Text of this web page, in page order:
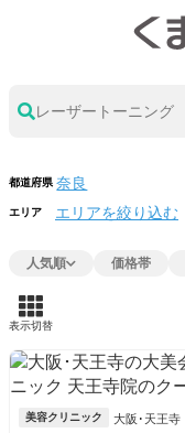
レーザートーニング
都道府県
エリア エリアを絞り込む
人気順 価格帯
表示切替
美容クリニック 大阪･天王寺